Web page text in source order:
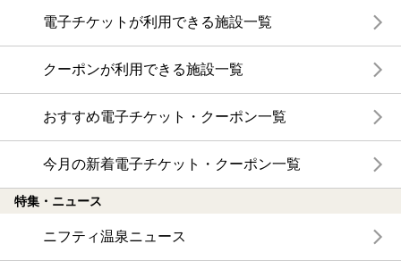
電子チケットが利用できる施設一覧
クーポンが利用できる施設一覧
おすすめ電子チケット・クーポン一覧
今月の新着電子チケット・クーポン一覧
特集・ニュース
ニフティ温泉ニュース